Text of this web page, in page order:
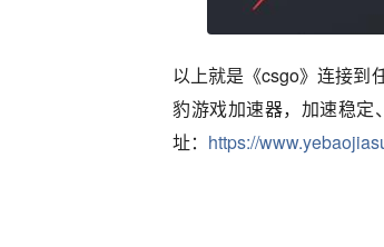
以上就是《csgo》连接到
豹游戏加速器，加速稳定
址： https://